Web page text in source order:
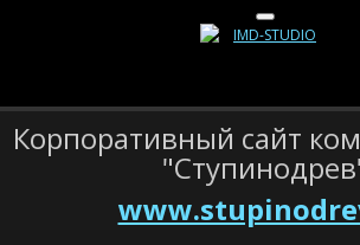
Корпоративный сайт